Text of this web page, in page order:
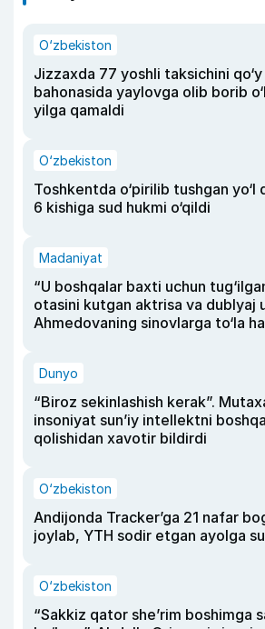
O‘zbekiston
Jizzaxda 77 yoshli taksichini
bahonasida yaylovga olib borib
yilga qamaldi
O‘zbekiston
Toshkentda o‘pirilib tushgan yo‘l
6 kishiga sud hukmi o‘qildi
Madaniyat
“U boshqalar baxti uchun
otasini kutgan aktrisa va dublyaj
Ahmedovaning sinovlarga to‘la
Dunyo
“Biroz sekinlashish kerak”.
insoniyat sun’iy intellektni
qolishidan xavotir bildirdi
O‘zbekiston
Andijonda Tracker’ga 21 nafar
joylab, YTH sodir etgan ayolga
O‘zbekiston
“Sakkiz qator she’rim boshimga